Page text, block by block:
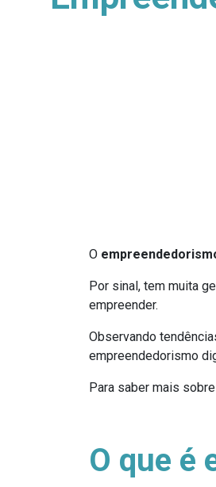
O
Por sinal, tem muita
empreender.
Observando
empreendedorismo
Para saber mais
O que é